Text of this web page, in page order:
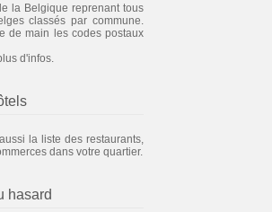
la Belgique reprenant tous
classés par commune.
de main les codes postaux
d'infos.
la liste des restaurants,
dans votre quartier.
hasard